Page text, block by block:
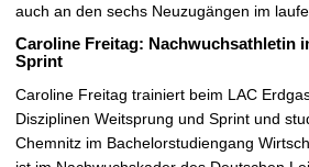
n
auch an den sechs Neuzugängen im
Caroline Freitag: Nachwuchsathletin
Sprint
Caroline Freitag trainiert beim LAC
Disziplinen Weitsprung und Sprint und
Chemnitz im Bachelorstudiengang